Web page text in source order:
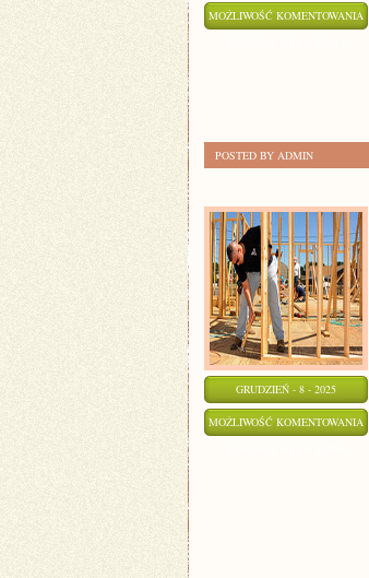
MOŻLIWOŚĆ KOMENTOWANIA
POSTED BY ADMIN
GRUDZIEŃ - 8 - 2025
MOŻLIWOŚĆ KOMENTOWANIA